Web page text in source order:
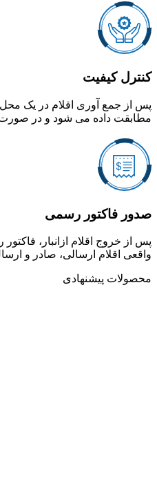
کنترل کیفیت
پس از جمع آوری اقلام در یک محل،
مطابقت داده می شود و در
صدور فاکتور رسمی
پس از خروج اقلام ازانبار،
واقعی اقلام ارسالی، صادر و
محصولات پیشنهادی